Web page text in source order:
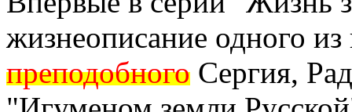
жизнеописание одного
преподобного Сергия,